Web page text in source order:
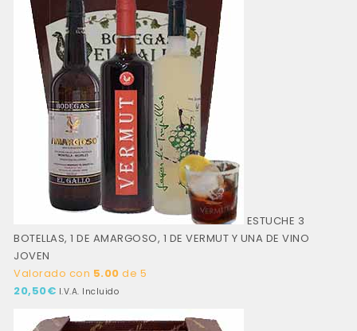
ESTUCHE 3
BOTELLAS, 1 DE AMARGOSO, 1 DE VERMUT Y UNA DE VINO
JOVEN
Valorado con 5.00 de 5
20,50€ I.V.A. Incluido